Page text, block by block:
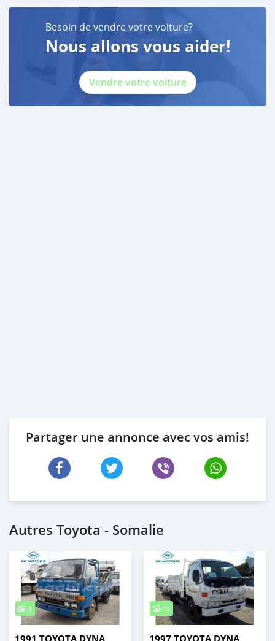
Besoin de vendre votre voiture?
Nous allons vous aider!
Vendre votre voiture
Partager une annonce avec vos amis!
Autres Toyota - Somalie
8 13